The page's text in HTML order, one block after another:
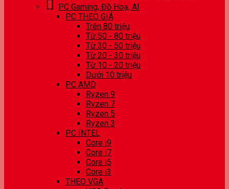
PC Gaming, Đồ Hoạ, AI
PC THEO GIÁ
Trên 80 triệu
Từ 50 - 80 triệu
Từ 30 - 50 triệu
Từ 20 - 30 triệu
Từ 10 - 20 triệu
Dưới 10 triệu
PC AMD
Ryzen 9
Ryzen 7
Ryzen 5
Ryzen 3
PC INTEL
Core i9
Core i7
Core i5
Core i3
THEO VGA